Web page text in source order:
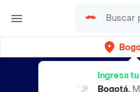
Ingresa
Bogotá.
envíos gratis por